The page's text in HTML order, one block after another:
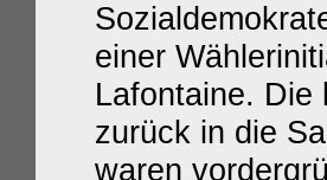
einer
Lafontaine. Die
zurück in die
waren